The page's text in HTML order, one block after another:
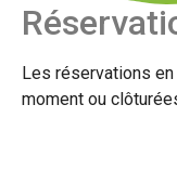
Les réservations
moment ou